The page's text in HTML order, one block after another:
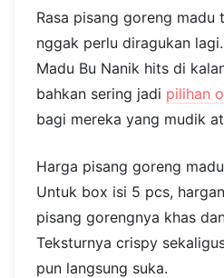
Rasa pisang goreng
nggak perlu diragukan
Madu Bu Nanik hits di
bahkan sering jadi pilihan
bagi mereka yang mudik
Harga pisang goreng
Untuk box isi 5 pcs,
pisang gorengnya khas
Teksturnya crispy
pun langsung suka.